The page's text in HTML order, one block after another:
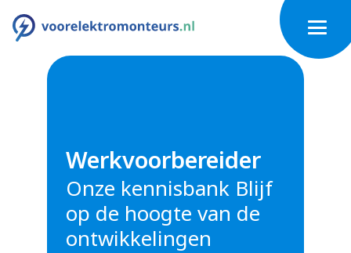
Werkvoorbereider
Onze kennisbank Blijf
op de hoogte van de
ontwikkelingen